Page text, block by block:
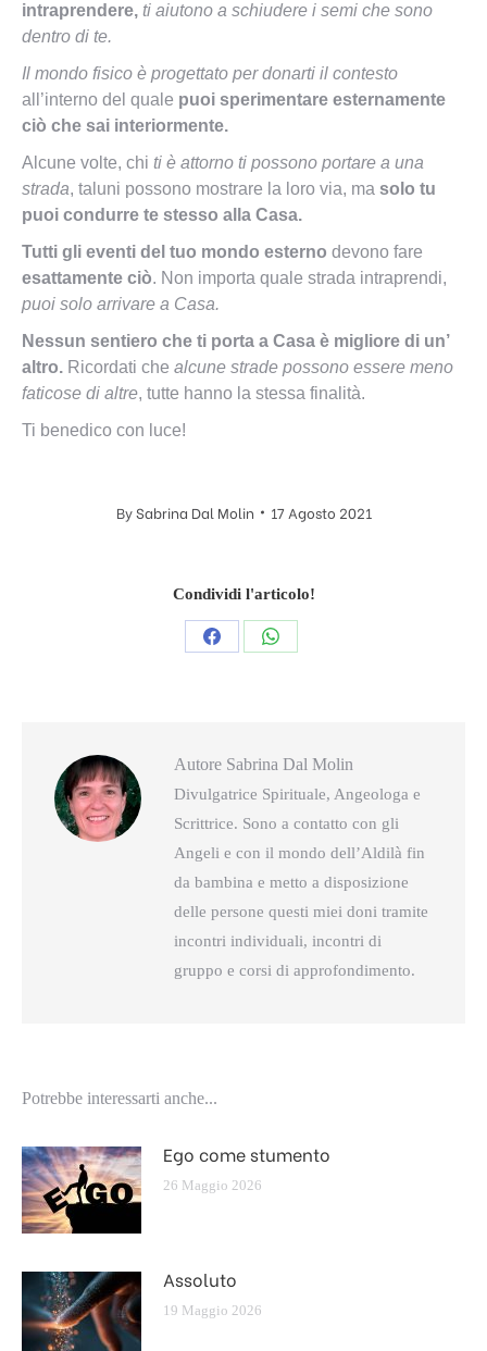
intraprendere, ti aiutono a schiudere i semi che sono
dentro di te.
Il mondo fisico è progettato per donarti il contesto
all’interno del quale puoi sperimentare esternamente
ciò che sai interiormente.
Alcune volte, chi ti è attorno ti possono portare a una
strada, taluni possono mostrare la loro via, ma solo tu
puoi condurre te stesso alla Casa.
Tutti gli eventi del tuo mondo esterno devono fare
esattamente ciò. Non importa quale strada intraprendi,
puoi solo arrivare a Casa.
Nessun sentiero che ti porta a Casa è migliore di un’
altro. Ricordati che alcune strade possono essere meno
faticose di altre, tutte hanno la stessa finalità.
Ti benedico con luce!
BySabrina Dal Molin 17 Agosto 2021
Condividi l'articolo!
CondividiCondividi
Autore Sabrina Dal Molin
Divulgatrice Spirituale, Angeologa e
Scrittrice. Sono a contatto con gli
Angeli e con il mondo dell’Aldilà fin
da bambina e metto a disposizione
delle persone questi miei doni tramite
incontri individuali, incontri di
gruppo e corsi di approfondimento.
Potrebbe interessarti anche...
Ego come stumento
26 Maggio 2026
Assoluto
19 Maggio 2026